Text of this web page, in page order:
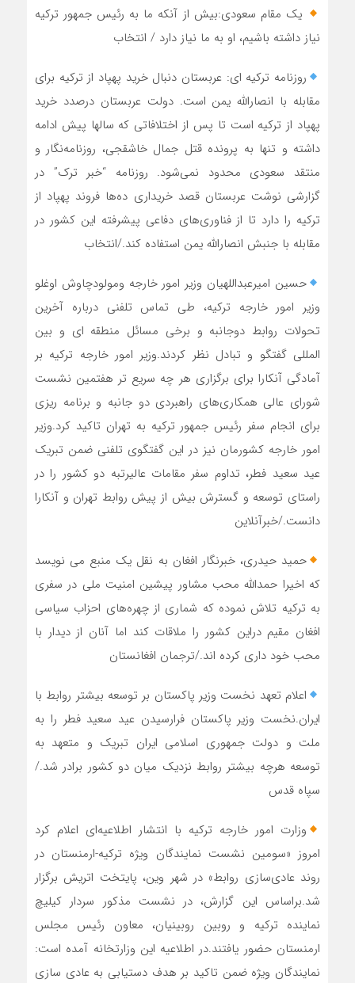
یک مقام سعودی:بیش از آنکه ما به رئیس جمهور ترکیه
نیاز داشته باشیم، او به ما نیاز دارد / انتخاب
روزنامه ترکیه ای: عربستان دنبال خرید پهپاد از ترکیه برای
مقابله با انصارالله یمن است. دولت عربستان درصدد خرید
پهپاد از ترکیه است تا پس از اختلافاتی که سالها پیش ادامه
داشته و تنها به پرونده قتل جمال خاشقجی، روزنامه‌نگار و
منتقد سعودی محدود نمی‌شود. روزنامه “خبر ترک” در
گزارشی نوشت عربستان قصد خریداری ده‌ها فروند پهپاد از
ترکیه را دارد تا از فناوری‌های دفاعی پیشرفته این کشور در
مقابله با جنبش انصارالله یمن استفاده کند.‌‌/انتخاب
حسین امیرعبداللهیان وزیر امور خارجه ومولودچاوش اوغلو
وزیر امور خارجه ترکیه، طی تماس تلفنی درباره آخرین
تحولات روابط دوجانبه‌ و برخی مسائل منطقه ای و بین
المللی گفتگو و تبادل نظر کردند.وزیر امور خارجه ترکیه بر
آمادگی آنکارا برای برگزاری هر چه سریع تر هفتمین نشست
شورای عالی همکاری‌های راهبردی دو جانبه و برنامه ریزی
برای انجام سفر رئیس جمهور ترکیه به تهران تاکید کرد.وزیر
امور خارجه کشورمان نیز در این گفتگوی تلفنی ضمن تبریک
عید سعید فطر، تداوم سفر مقامات عالیرتبه دو کشور را در
راستای توسعه و گسترش بیش از پیش روابط تهران و آنکارا
دانست./خبرآنلاین
حمید حیدری، خبرنگار افغان به نقل یک منبع می نویسد
که اخیرا حمدالله محب مشاور پیشین امنیت ملی در سفری
به ترکیه تلاش نموده که شماری از چهره‌های احزاب سیاسی
افغان مقیم دراین کشور را ملاقات کند اما آنان از دیدار با
محب خود داری کرده اند./ترجمان افغانستان
اعلام تعهد نخست وزیر پاکستان بر توسعه بیشتر روابط با
ایران.نخست وزیر پاکستان فرارسیدن عید سعید فطر را به
ملت و دولت جمهوری اسلامی ایران تبریک و متعهد به
توسعه هرچه بیشتر روابط نزدیک میان دو کشور برادر شد./
سپاه قدس
وزارت امور خارجه ترکیه با انتشار اطلاعیه‌ای اعلام کرد
امروز «سومین نشست نمایندگان ویژه ترکیه-ارمنستان در
روند عادی‌سازی روابط» در شهر وین، پایتخت اتریش برگزار
شد.براساس این گزارش، در نشست مذکور سردار کیلیچ
نماینده ترکیه و روبین روبینیان، معاون رئیس مجلس
ارمنستان حضور یافتند.در اطلاعیه این وزارتخانه آمده است:
نمایندگان ویژه ضمن تاکید بر هدف دستیابی به عادی سازی